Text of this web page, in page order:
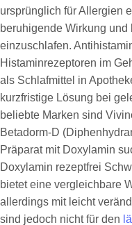
ursprünglich für Allergien
beruhigende Wirkung
einzuschlafen.
Histaminrezeptoren im
als Schlafmittel in
kurzfristige Lösung bei
beliebte Marken sind
Betadorm-D
Präparat mit Doxylamin
Doxylamin rezeptfrei
bietet eine vergleichbare
allerdings mit leicht
sind jedoch nicht für den